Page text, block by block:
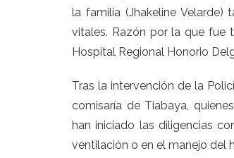
la familia (Jhakeline Velarde)
vitales. Razón por la que fue
Hospital Regional Honorio
Tras la intervención de la
comisaría de Tiabaya,
han iniciado las diligencias
ventilación o en el manejo del